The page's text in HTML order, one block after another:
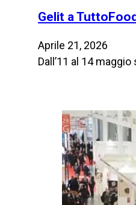
Gelit a
Aprile 21, 2026
Dall’11 al 14